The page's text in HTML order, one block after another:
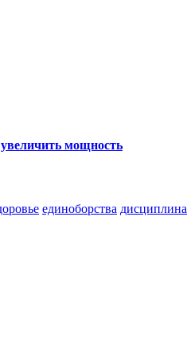
мощность
единоборства дисциплина